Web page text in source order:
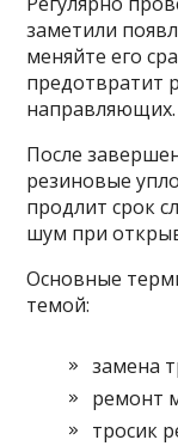
заметили
меняйте его
предотвратит
направляющих.
После
резиновые
продлит срок
шум при
Основные
темой:
замена
ремонт
тросик